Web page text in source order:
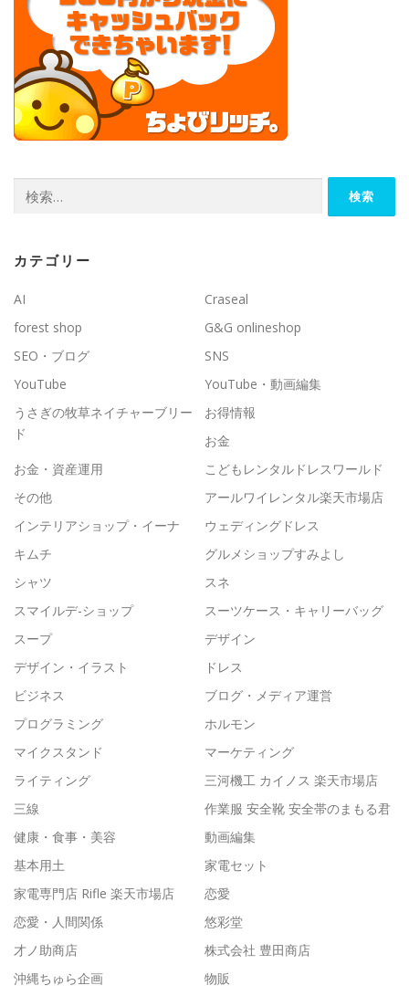
索:
カテゴリー
AI
Craseal
forest shop
G&G onlineshop
SEO・ブログ
SNS
YouTube
YouTube・動画編集
うさぎの牧草ネイチャーブリー
ド
お得情報
お金
お金・資産運用
こどもレンタルドレスワールド
その他
アールワイレンタル楽天市場店
インテリアショップ・イーナ
ウェディングドレス
キムチ
グルメショップすみよし
シャツ
スネ
スマイルデ-ショップ
スーツケース・キャリーバッグ
スープ
デザイン
デザイン・イラスト
ドレス
ビジネス
ブログ・メディア運営
プログラミング
ホルモン
マイクスタンド
マーケティング
ライティング
三河機工 カイノス 楽天市場店
三線
作業服 安全靴 安全帯のまもる君
健康・食事・美容
動画編集
基本用土
家電セット
家電専門店 Rifle 楽天市場店
恋愛
恋愛・人間関係
悠彩堂
才ノ助商店
株式会社 豊田商店
沖縄ちゅら企画
物販